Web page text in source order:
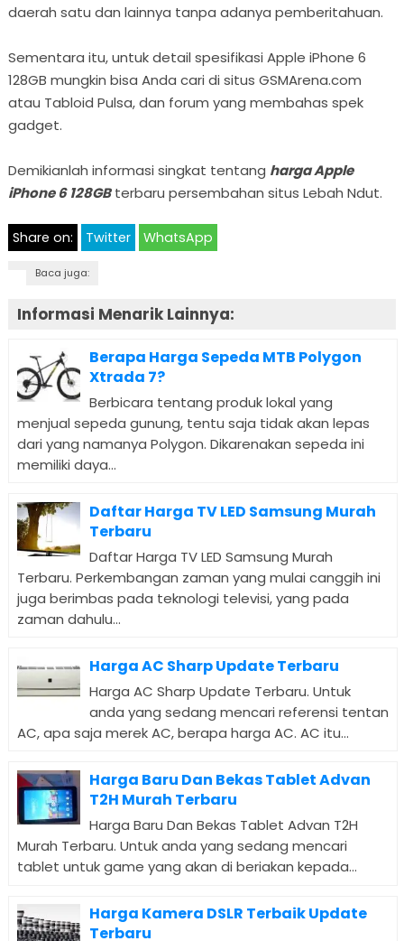
daerah satu dan lainnya tanpa adanya pemberitahuan.
Sementara itu, untuk detail spesifikasi Apple iPhone 6
128GB mungkin bisa Anda cari di situs GSMArena.com
atau Tabloid Pulsa, dan forum yang membahas spek
gadget.
Demikianlah informasi singkat tentang harga Apple
iPhone 6 128GBterbaru persembahan situs Lebah Ndut.
Share on: Twitter WhatsApp
Baca juga:
Informasi Menarik Lainnya:
Berapa Harga Sepeda MTB Polygon
Xtrada 7?
Berbicara tentang produk lokal yang
menjual sepeda gunung, tentu saja tidak akan lepas
dari yang namanya Polygon. Dikarenakan sepeda ini
memiliki daya...
Daftar Harga TV LED Samsung Murah
Terbaru
Daftar Harga TV LED Samsung Murah
Terbaru. Perkembangan zaman yang mulai canggih ini
juga berimbas pada teknologi televisi, yang pada
zaman dahulu...
Harga AC Sharp Update Terbaru
Harga AC Sharp Update Terbaru. Untuk
anda yang sedang mencari referensi tentan
AC, apa saja merek AC, berapa harga AC. AC itu...
Harga Baru Dan Bekas Tablet Advan
T2H Murah Terbaru
Harga Baru Dan Bekas Tablet Advan T2H
Murah Terbaru. Untuk anda yang sedang mencari
tablet untuk game yang akan di beriakan kepada...
Harga Kamera DSLR Terbaik Update
Terbaru